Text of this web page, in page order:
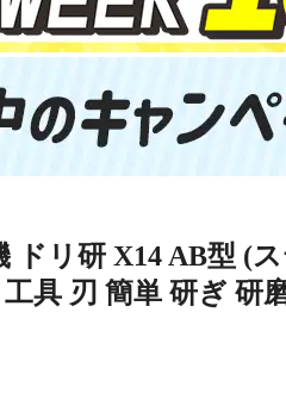
ドリ研 X14 AB型 (
具 刃 簡単 研ぎ 研